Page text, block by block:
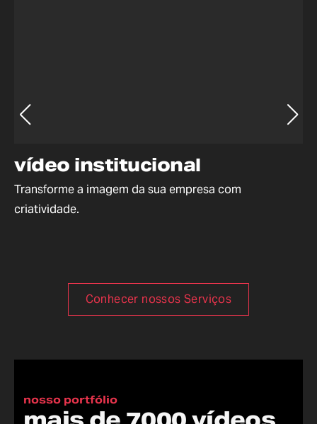
vídeo institucional
Transforme a imagem da sua empresa com
criatividade.
Conhecer nossos Serviços
nosso portfólio